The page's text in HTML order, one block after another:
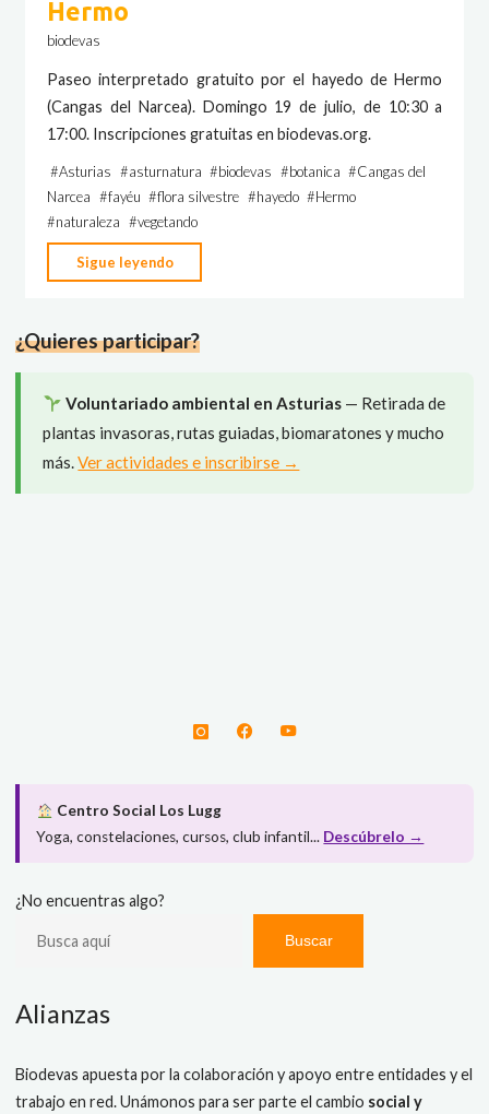
Hermo
biodevas
Paseo interpretado gratuito por el hayedo de Hermo
(Cangas del Narcea). Domingo 19 de julio, de 10:30 a
17:00. Inscripciones gratuitas en biodevas.org.
#Asturias #asturnatura #biodevas #botanica #Cangas del
Narcea #fayéu #flora silvestre #hayedo #Hermo
#naturaleza #vegetando
Sigue leyendo
por
Fayeu:
interpretado
por
¿Quieres participar?
Voluntariado ambiental en Asturias— Retirada de
plantas invasoras, rutas guiadas, biomaratones y mucho
más.Ver actividades e inscribirse →
Centro Social Los Lugg
Yoga, constelaciones, cursos, club infantil... Descúbrelo →
¿No encuentras algo?
Buscar
Alianzas
Biodevas apuesta por la colaboración y apoyo entre entidades y el
trabajo en red. Unámonos para ser parte el cambio social y